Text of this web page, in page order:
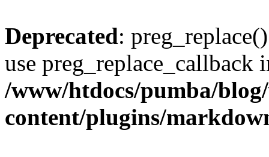
Deprecated:
use preg_replace_callback
/www/htdocs/pumba/
content/plugins/